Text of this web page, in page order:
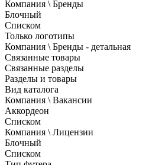
Компания \ Бренды
Блочный
Списком
Только логотипы
Компания \ Бренды - детальная
Связанные товары
Связанные разделы
Разделы и товары
Вид каталога
Компания \ Вакансии
Аккордеон
Списком
Компания \ Лицензии
Блочный
Списком